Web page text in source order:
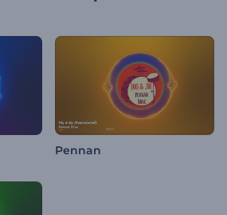
Pennan